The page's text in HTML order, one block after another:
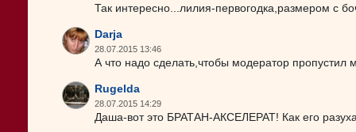
Так интересно...лилия-первогодка,размером с
Darja
28.07.2015 13:46
А что надо сделать,чтобы модератор
Rugelda
28.07.2015 14:29
Даша-вот это БРАТАН-АКСЕЛЕРАТ! Как его